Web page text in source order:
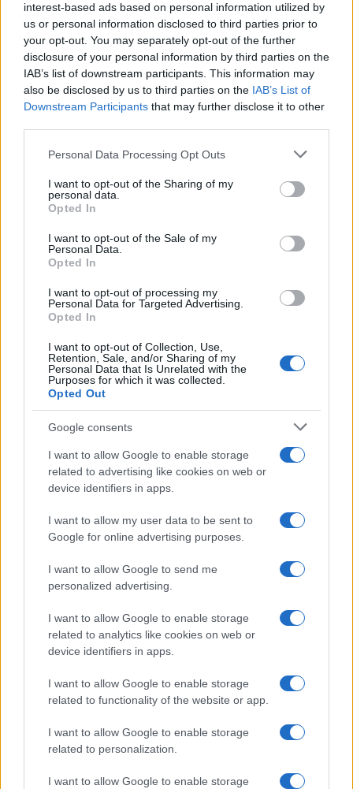
interest-based ads based on personal information utilized by
us or personal information disclosed to third parties prior to
your opt-out. You may separately opt-out of the further
disclosure of your personal information by third parties on the
IAB’s list of downstream participants. This information may
also be disclosed by us to third parties on the IAB’s List of
Downstream Participants that may further disclose it to other
Please note that this website/app uses one or more Google
not limited to your visit or usage behaviour. You may click to
grant or deny consent to Google and its third-party tags to
use your data for below specified purposes in below Google
consent section.
Personal Data Processing Opt Outs
I want to opt-out of the Sharing of my
personal data.
Opted In
I want to opt-out of the Sale of my
Personal Data.
Opted In
I want to opt-out of processing my
Personal Data for Targeted Advertising.
Opted In
I want to opt-out of Collection, Use,
Retention, Sale, and/or Sharing of my
Personal Data that Is Unrelated with the
Purposes for which it was collected.
Opted Out
Google consents
I want to allow Google to enable storage
related to advertising like cookies on web or
device identifiers in apps.
I want to allow my user data to be sent to
Google for online advertising purposes.
I want to allow Google to send me
personalized advertising.
I want to allow Google to enable storage
related to analytics like cookies on web or
device identifiers in apps.
I want to allow Google to enable storage
related to functionality of the website or app.
I want to allow Google to enable storage
related to personalization.
I want to allow Google to enable storage
építész Walter Gropius, a festő Oskar Kokoschka és a költő
Franz Werfel, de haláláig ápolta Mahler örökségét.
A tökéletességre törekvő Mahler operaigazgatóként az
előadások minden részletét megszabta, így például –
olykor szinte őrjöngve követelte a tiszta hangokat a
zenészektől és az énekesektől - de az is igaz, hogy minden
véleményt meghallgatott, s kész volt változtatni
elgondolásain.
A romantikus szimfónia az ő kompozícióiban jutott
fejlődésének végpontjáig, zenéjében a későromantika líráján
kívül érezhető a bécsi klasszikusok hatása és vonzódása a
népköltészethez, s olyan komponistákra hatott, mint
Schönberg, Sosztakovics és Benjamin Britten. Műveit több
tételből építette fel, kitágítva időtartamukat és zenei
eszközárukat. Leghíresebb műve a VIII. szimfónia, amelynek
bemutatóján 858 énekes és 171 zenész működött közre, a
gigászi apparátus miatt ritkán játszott művet ezért is
emlegetik Ezrek szimfóniája néven. Tizedik, utolsó
szimfóniáját már nem tudta befejezni, sőt a kilencedik
szimfónia ősbemutatóját is halála után több mint egy évvel
tartották. Dalciklusai közül a legismertebb a saját szövegére
íródottEgy vándorlegény dalai
Gyermekgyászdalok(ennek
egyik darabjának eddig ismeretlen kézirata 2017-ben,
Münchenben került elő). Életművében különleges helyet
foglal el „a halál jegyében fogant”, kínai versekre komponált
Dal a Földről, a romantika eredményeinek és
előhírnöke.
Mahler 1911. május 18-án halt meg Bécsben, szívbetegség